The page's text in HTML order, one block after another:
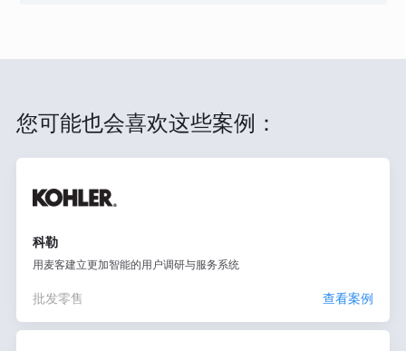
您可能也会喜欢这些案例：
科勒
用麦客建立更加智能的用户调研与服务系统
批发零售 查看案例